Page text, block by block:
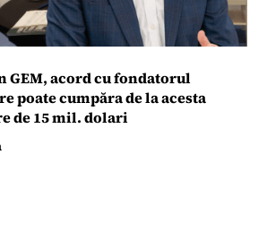
GEM, acord cu fondatorul
poate cumpăra de la acesta
de 15 mil. dolari